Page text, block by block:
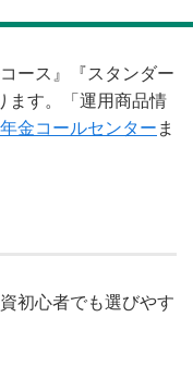
ース』『スタンダー
ます。「運用商品情
金コールセンター ま
初心者でも選びやす